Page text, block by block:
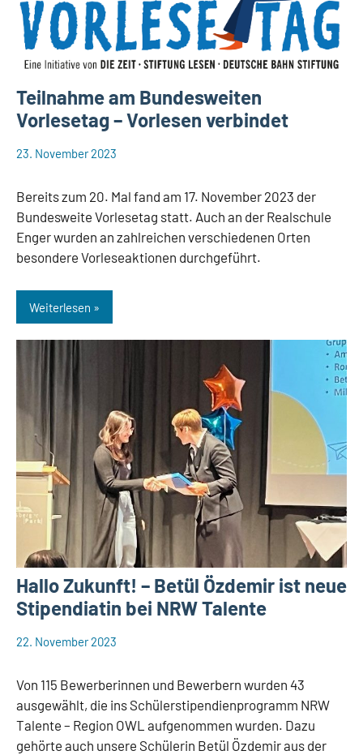
Teilnahme am Bundesweiten
Vorlesetag – Vorlesen verbindet
23. November 2023
web148
Bereits zum 20. Mal fand am 17. November 2023 der
Bundesweite Vorlesetag statt. Auch an der Realschule
Enger wurden an zahlreichen verschiedenen Orten
besondere Vorleseaktionen durchgeführt.
Weiterlesen
Hallo Zukunft! – Betül Özdemir ist neue
Stipendiatin bei NRW Talente
22. November 2023
web148
Von 115 Bewerberinnen und Bewerbern wurden 43
ausgewählt, die ins Schülerstipendienprogramm NRW
Talente – Region OWL aufgenommen wurden. Dazu
gehörte auch unsere Schülerin Betül Özdemir aus der